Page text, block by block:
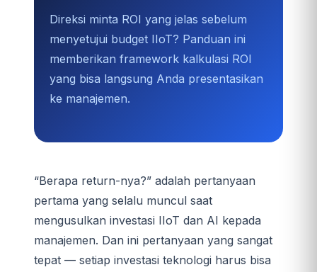
Direksi minta ROI yang jelas sebelum
menyetujui budget IIoT? Panduan ini
memberikan framework kalkulasi ROI
yang bisa langsung Anda presentasikan
ke manajemen.
“Berapa return-nya?” adalah pertanyaan
pertama yang selalu muncul saat
mengusulkan investasi IIoT dan AI kepada
manajemen. Dan ini pertanyaan yang sangat
tepat — setiap investasi teknologi harus bisa